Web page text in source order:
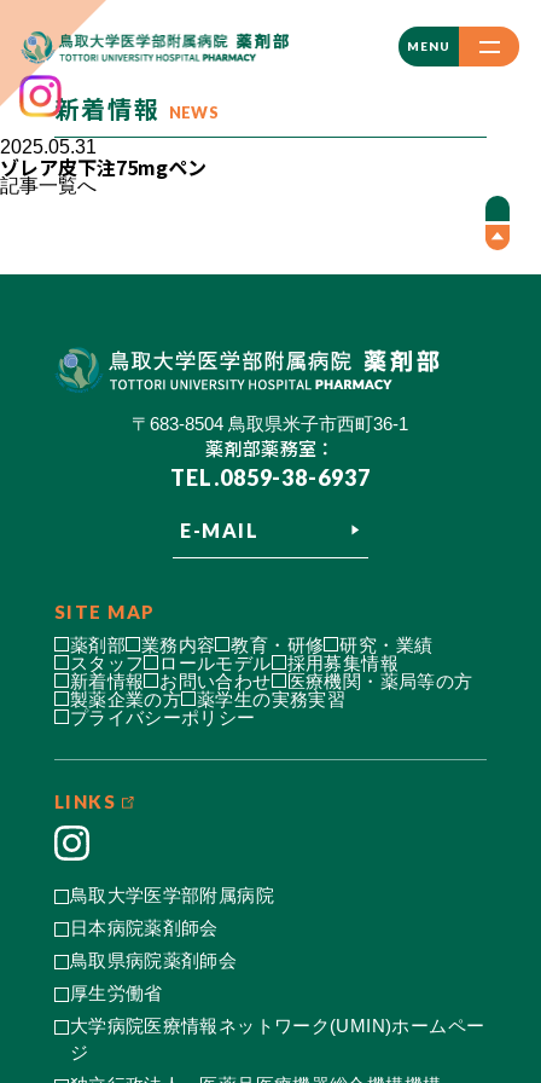
MENU
CLOSE
新着情報 NEWS
2025.05.31
ゾレア皮下注75mgペン
記事一覧へ
〒683-8504 鳥取県米子市西町36-1
薬剤部薬務室：
TEL.0859-38-6937
E-MAIL
SITE MAP
薬剤部 業務内容 教育・研修
研究・業績
スタッフ
ロールモデル
採用募集情報
新着情報
お問い合わせ
医療機関・薬局等の方
製薬企業の方
薬学生の実務実習
プライバシーポリシー
LINKS
鳥取大学医学部附属病院
日本病院薬剤師会
鳥取県病院薬剤師会
厚生労働省
大学病院医療情報ネットワーク(UMIN)ホームペー
ジ